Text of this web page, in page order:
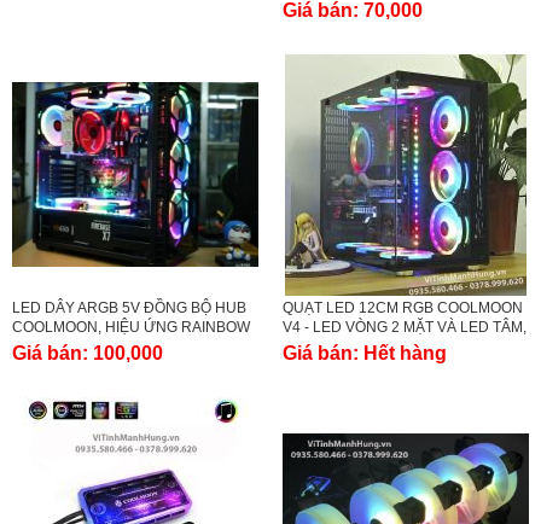
Giá bán: 70,000
LED DÂY ARGB 5V ĐỒNG BỘ HUB
COOLMOON, HIỆU ỨNG RAINBOW
– AURA – LED ĐUỔI MÀU.
Giá bán: 100,000
QUẠT LED 12CM RGB COOLMOON
V4 - LED VÒNG 2 MẶT VÀ LED TÂM,
HUB CÓ LED HOẶC ĐỒNG BỘ
MAINBOARD SYNC.
Giá bán: Hết hàng